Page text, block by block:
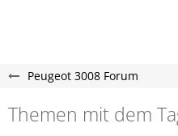
Peugeot 3008 Forum
Themen mit dem